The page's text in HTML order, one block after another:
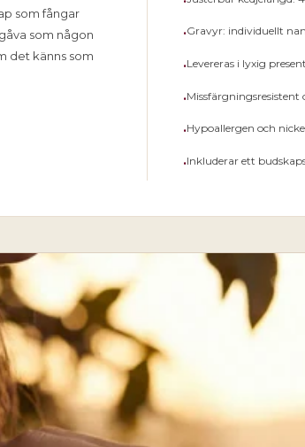
som fångar
som någon
det känns som
•Gravyr: individuellt
•Levereras i lyxig
•
•Hypoallergen och
•Inkluderar ett